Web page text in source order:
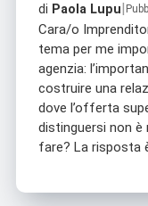
di Paola Lupu
Cara/o
tema per me
agenzia:
costruire una
dove l’offerta
distinguersi non
fare? La risposta